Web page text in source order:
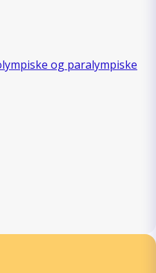
og paralympiske